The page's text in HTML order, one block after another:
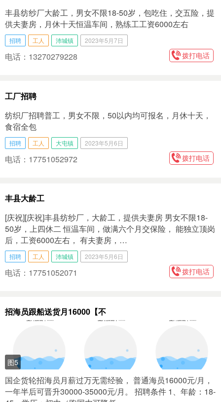
丰县纺纱厂大龄工，男女不限18-50岁，包吃住，交五险，提
供夫妻房，月休十天恒温车间，熟练工工资6000左右
招聘 工人 沛城镇 2023年5月7日
电话：13270279228 拨打电话
工厂招聘
纺织厂招聘普工，男女不限，50以内均可报名，月休十天，
食宿全包
招聘 工人 大屯镇 2023年5月6日
电话：17751052972 拨打电话
丰县大龄工
[庆祝][庆祝]丰县纺纱厂，大龄工，提供夫妻房 男女不限18-
50岁，上四休二 恒温车间，做满六个月交保险， 能独立顶岗
后，工资6000左右， 有夫妻房，…
招聘 工人 沛城镇 2023年5月6日
电话：17751052071 拨打电话
招海员跟船送货月16000【不
图5
国企货轮招海员月薪过万无需经验， 普通海员16000元/月，
一年半后可晋升30000-35000元/月。 招聘条件 1、年龄：18-